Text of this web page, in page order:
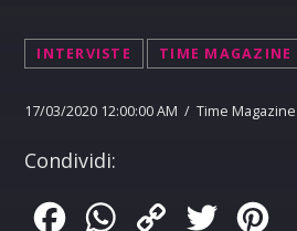
INTERVISTE TIME MAGAZINE
17/03/2020 12:00:00 AM / Time Magazine
Condividi:
FacebookWhatsApp
Copy
Twitter